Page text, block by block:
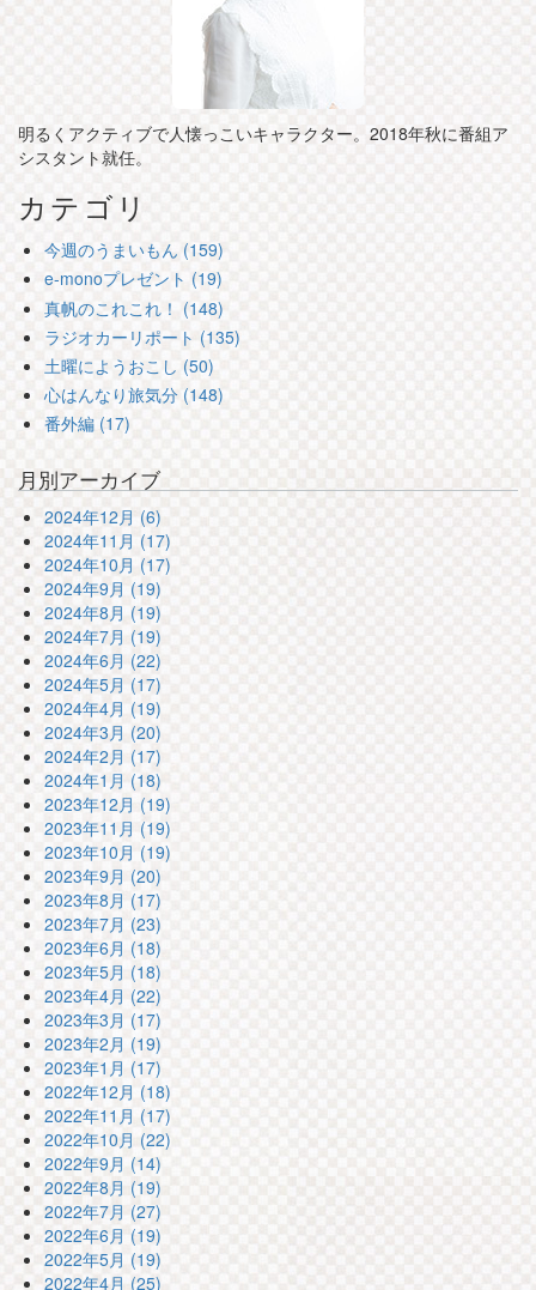
明るくアクティブで人懐っこいキャラクター。2018年秋に番組ア
シスタント就任。
カテゴリ
今週のうまいもん (159)
e-monoプレゼント (19)
真帆のこれこれ！ (148)
ラジオカーリポート (135)
土曜にようおこし (50)
心はんなり旅気分 (148)
番外編 (17)
月別アーカイブ
2024年12月 (6)
2024年11月 (17)
2024年10月 (17)
2024年9月 (19)
2024年8月 (19)
2024年7月 (19)
2024年6月 (22)
2024年5月 (17)
2024年4月 (19)
2024年3月 (20)
2024年2月 (17)
2024年1月 (18)
2023年12月 (19)
2023年11月 (19)
2023年10月 (19)
2023年9月 (20)
2023年8月 (17)
2023年7月 (23)
2023年6月 (18)
2023年5月 (18)
2023年4月 (22)
2023年3月 (17)
2023年2月 (19)
2023年1月 (17)
2022年12月 (18)
2022年11月 (17)
2022年10月 (22)
2022年9月 (14)
2022年8月 (19)
2022年7月 (27)
2022年6月 (19)
2022年5月 (19)
2022年4月 (25)